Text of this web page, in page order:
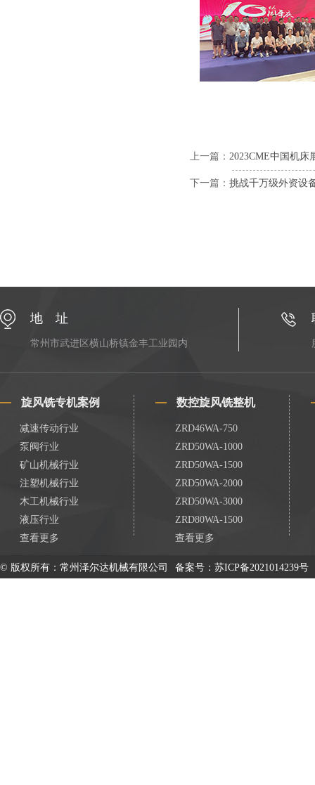
上一篇： 2023CME中国机
下一篇： 挑战千万级外资设
地 址
常州市武进区横山桥镇金丰工业园内
旋风铣专机案例
减速传动行业
泵阀行业
矿山机械行业
注塑机械行业
木工机械行业
液压行业
查看更多
数控旋风铣整机
ZRD46WA-750
ZRD50WA-1000
ZRD50WA-1500
ZRD50WA-2000
ZRD50WA-3000
ZRD80WA-1500
查看更多
© 版权所有：常州泽尔达机械有限公司 备案号： 苏ICP备2021014239号